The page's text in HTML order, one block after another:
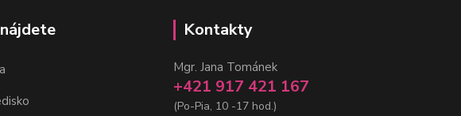
Kontakty
Mgr. Jana Tománek
+421 917 421 167
(Po-Pia, 10 -17 hod.)